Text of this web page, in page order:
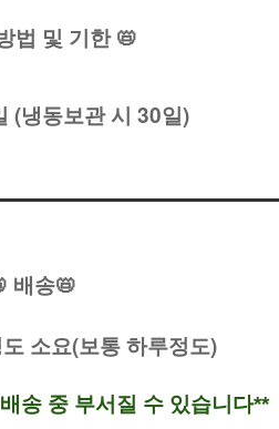
법 및 기한 📛
(냉동보관 시 30일)
배송📛
소요(보통 하루정도)
송 중 부서질 수 있습니다**